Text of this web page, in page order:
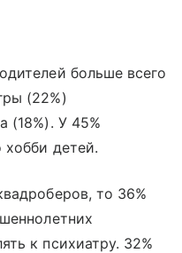
больше всего
(22%)
(18%). У 45%
детей.
то 36%
к психиатру. 32%